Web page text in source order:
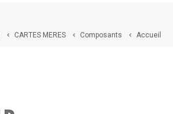
Accueil

Composants

CARTES MERES
